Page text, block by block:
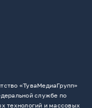
«ТуваМедиаГрупп»
службе по
технологий и массовых